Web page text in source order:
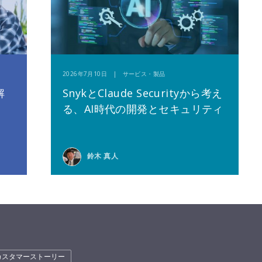
2026年7月10日 | サービス・製品
SnykとClaude Securityから考え
る、AI時代の開発とセキュリティ
鈴木 真人
スタマーストーリー